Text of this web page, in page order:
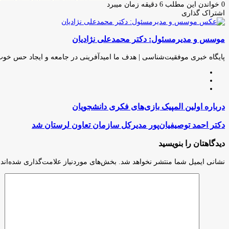
0 خواندن این مطلب 6 دقیقه زمان میبرد
اشتراک گذاری
فیس
توئیتر
لینکدین
واتس
تلگرام
اشتراک
از
ایمیل
چاپ
موسس و مدیرمسئول: دکتر محمدعلی نژادیان
پایگاه خبری موفقیت‌شناسی | هدف ما امیدآفرینی در جامعه و ایجاد حس
درباره
اولین
المپیک
بازی‌های
فکری
دانشجویان
درباره اولین المپیک بازی‌های فکری دانشجویان
دکتر
توصیفیان‌پور
سازمان
تعاون
دکتر احمد توصیفیان‌پور مدیرکل سازمان تعاون لرستان شد
دیدگاهتان را بنویسید
نشانی ایمیل شما منتشر نخواهد شد. بخش‌های موردنیاز علامت‌گذاری شده‌اند